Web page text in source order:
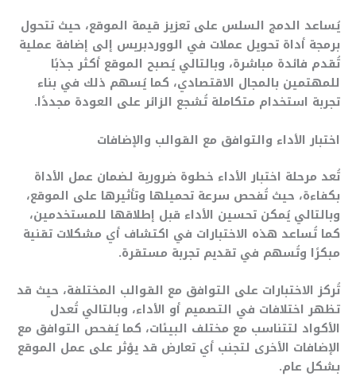
يُساعد الدمج السلس على تعزيز قيمة الموقع، حيث تتحول
برمجة أداة تحويل عملات في الووردبريس إلى إضافة عملية
تُقدم فائدة مباشرة، وبالتالي يُصبح الموقع أكثر جذبًا
للمهتمين بالمجال الاقتصادي، كما يُسهم ذلك في بناء
تجربة استخدام متكاملة تُشجع الزائر على العودة مجددًا.
اختبار الأداء والتوافق مع القوالب والإضافات
تُعد مرحلة اختبار الأداء خطوة ضرورية لضمان عمل الأداة
بكفاءة، حيث تُفحص سرعة تحميلها وتأثيرها على الموقع،
وبالتالي يُمكن تحسين الأداء قبل إطلاقها للمستخدمين،
كما تُساعد هذه الاختبارات في اكتشاف أي مشكلات تقنية
مبكرًا وتُسهم في تقديم تجربة مستقرة.
تُركز الاختبارات على التوافق مع القوالب المختلفة، حيث قد
تظهر اختلافات في التصميم أو الأداء، وبالتالي تُعدل
الأكواد لتتناسب مع مختلف البيئات، كما يُفحص التوافق مع
الإضافات الأخرى لتجنب أي تعارض قد يؤثر على عمل الموقع
بشكل عام.